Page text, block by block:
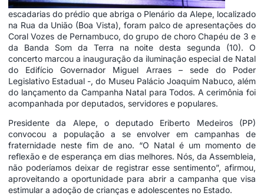
escadarias do prédio que abriga o Plenário da Alepe, localizado
na Rua da União (Boa Vista), foram palco de apresentações do
Coral Vozes de Pernambuco, do grupo de choro Chapéu de 3 e
da Banda Som da Terra na noite desta segunda (10). O
concerto marcou a inauguração da iluminação especial de Natal
do Edifício Governador Miguel Arraes – sede do Poder
Legislativo Estadual -, do Museu Palácio Joaquim Nabuco, além
do lançamento da Campanha Natal para Todos. A cerimônia foi
acompanhada por deputados, servidores e populares.
Presidente da Alepe, o deputado Eriberto Medeiros (PP)
convocou a população a se envolver em campanhas de
fraternidade neste fim de ano. “O Natal é um momento de
reflexão e de esperança em dias melhores. Nós, da Assembleia,
não poderíamos deixar de registrar esse sentimento”, afirmou,
aproveitando a oportunidade para abrir a campanha que visa
estimular a adoção de crianças e adolescentes no Estado.